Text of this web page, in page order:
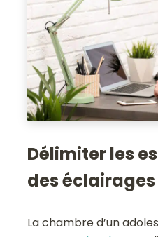
Délimiter les
des
La chambre d’un